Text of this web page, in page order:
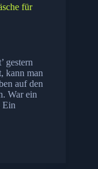
für
gestern
kann man
auf den
War ein
Ein